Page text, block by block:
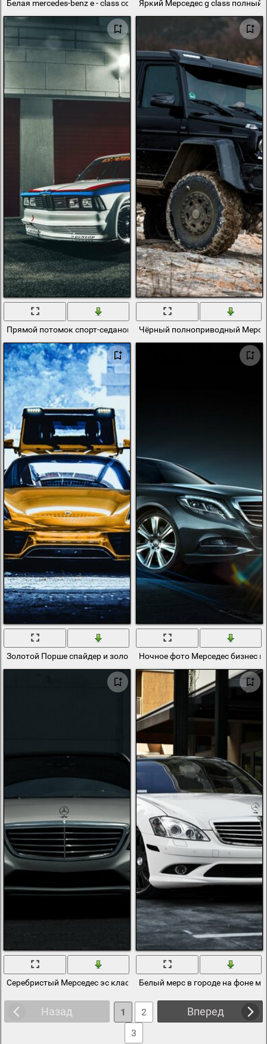
Белая mercedes-benz e - class coupeЯркий Мерседес g class полный
Прямой потомок спорт-седанов BMW New Class
Чёрный полноприводный
Золотой Порше спайдер и золотой Мерседес g class
Ночное фото Мерседес бизнес
Серебристый Мерседес эс класса стоит на парковке
Белый мерс в городе на фоне
Назад Вперед
1
2
3